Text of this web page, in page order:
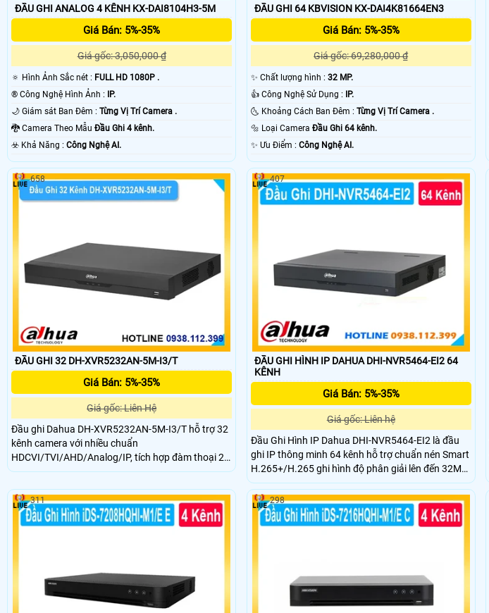
ĐẦU GHI ANALOG 4 KÊNH KX-DAI8104H3-5M
Giá Bán: 5%-35%
Giá gốc: 3,050,000 ₫
🔅 Hình Ảnh Sắc nét : FULL HD 1080P .
®️ Công Nghệ Hình Ảnh :
IP.
🌙 Giám sát Ban Đêm : Từng Vị Trí Camera .
🐉️ Camera Theo Mẫu Đầu Ghi 4 kênh.
️☣️ Khả Năng : Công Nghệ AI.
ĐẦU GHI 64 KBVISION KX-DAI4K81664EN3
Giá Bán: 5%-35%
Giá gốc: 69,280,000 ₫
✨ Chất lượng hình : 32 MP.
👍 Công Nghệ Sử Dụng :
IP.
🌜 Khoảng Cách Ban Đêm : Từng Vị Trí Camera .
🔩 Loại Camera Đầu Ghi 64 kênh.
️✨ Ưu Điểm : Công Nghệ AI.
ĐẦU GHI 32 DH-XVR5232AN-5M-I3/T
Giá Bán: 5%-35%
Giá gốc: Liên Hệ
Đầu ghi Dahua DH-XVR5232AN-5M-I3/T hỗ trợ 32
kênh camera với nhiều chuẩn
HDCVI/TVI/AHD/Analog/IP, tích hợp đàm thoại 2
chiều với camera Analog. Sử dụng chuẩn nén
Ghi hình đến 5M-N, xuất hình HDMI 4K/VGA Full
HD/CVBS, AI thông minh gồm SMD Plus, AcuPick,
IVS và nhận diện khuôn mặt.
658
ĐẦU GHI HÌNH IP DAHUA DHI-NVR5464-EI2 64
KÊNH
Giá Bán: 5%-35%
Giá gốc: Liên hệ
Đầu Ghi Hình IP Dahua DHI-NVR5464-EI2 là đầu
ghi IP thông minh 64 kênh hỗ trợ chuẩn nén Smart
H.265+/H.265 ghi hình độ phân giải lên đến 32MP
và xuất hình 8K HDMI. Hỗ trợ 4 ổ cứng dung lượng
tối đa mỗi ổ 20TB tích hợp nhiều công nghệ AI như
nhận diện khuôn mặt nhận diện biển số xe và phân
tích hành vi.
407
311 298